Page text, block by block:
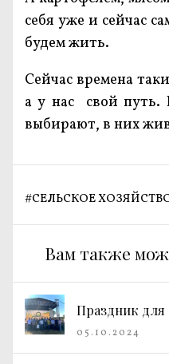
себя уже и сейчас
будем жить.
Сейчас времена
а у нас свой путь.
выбирают, в них
#СЕЛЬСКОЕ
Вам также
Праздник для
05.10.2024